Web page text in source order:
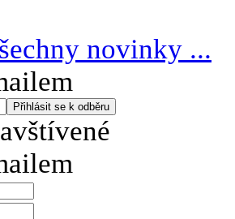
novinky ...